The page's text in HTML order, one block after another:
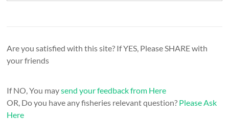
Are you satisfied with this site? If YES, Please SHARE with
your friends
If NO, You maysend your feedback from Here
OR, Do you have any fisheries relevant question? Please Ask
Here